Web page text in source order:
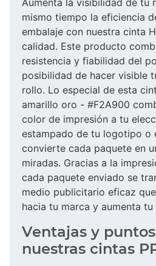
mismo tiempo la eficiencia
embalaje con nuestra cinta
calidad. Este producto
resistencia y fiabilidad del
posibilidad de hacer visible
rollo. Lo especial de esta
amarillo oro - #F2A900
color de impresión a tu
estampado de tu logotipo o
convierte cada paquete en
miradas. Gracias a la
cada paquete enviado se
medio publicitario eficaz
hacia tu marca y aumenta
Ventajas y
nuestras cintas